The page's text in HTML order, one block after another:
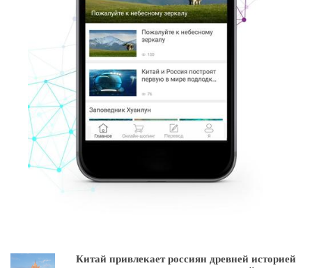
Китай привлекает россиян древней историей